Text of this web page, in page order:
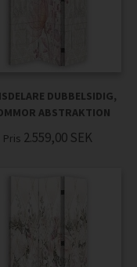
DUBBELSIDIG,
ABSTRAKTION
Pris 2.559,00 SEK